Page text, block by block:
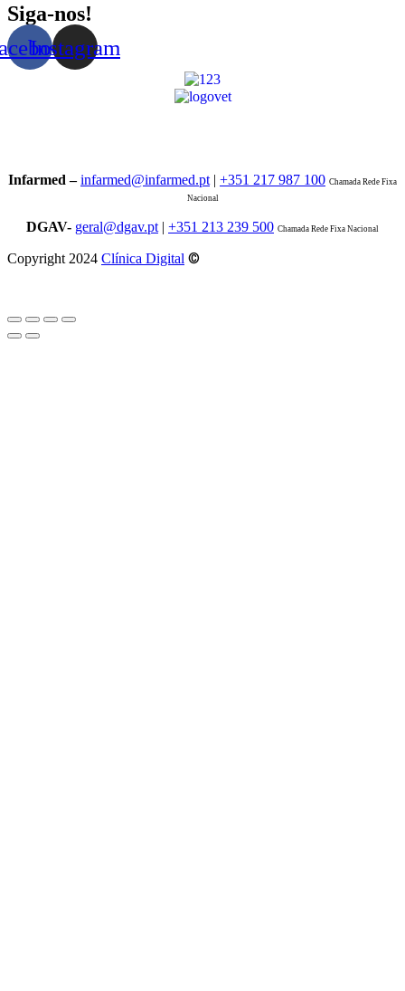
Siga-nos!
Instagram
Infarmed –infarmed@infarmed.pt | +351 217 987 100 Chamada Rede Fixa
Nacional
DGAV- geral@dgav.pt | +351 213 239 500 Chamada Rede Fixa Nacional
Copyright 2024 Clínica Digital ©